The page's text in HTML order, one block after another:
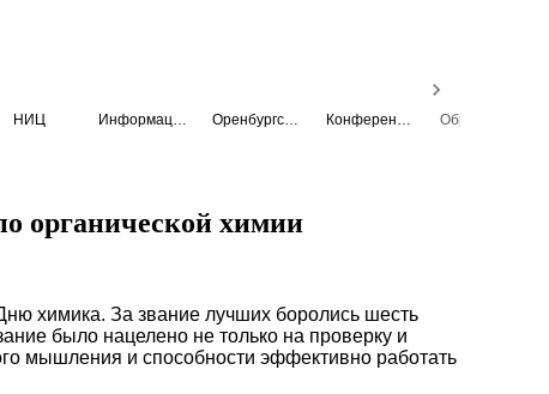
НИЦ
органической химии
химика. За звание лучших боролись шесть
было нацелено не только на проверку и
мышления и способности эффективно работать